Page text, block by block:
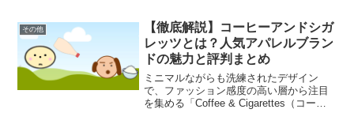
い、特に「沈黙の臓器」と呼ばれる肝臓
に対してどのような干渉を...
その他
【徹底解説】コーヒーアンドシガ
レッツとは？人気アパレルブラン
ドの魅力と評判まとめ
ミニマルながらも洗練されたデザイン
で、ファッション感度の高い層から注目
を集める「Coffee & Cigarettes（コーヒ